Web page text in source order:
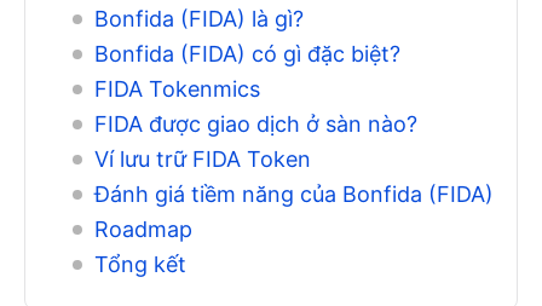
Bonfida (FIDA) là gì?
Bonfida (FIDA) có gì đặc biệt?
FIDA Tokenmics
FIDA được giao dịch ở sàn nào?
Ví lưu trữ FIDA Token
Đánh giá tiềm năng của Bonfida (FIDA)
Roadmap
Tổng kết